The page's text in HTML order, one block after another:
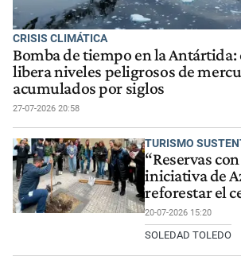
CRISIS CLIMÁTICA
Bomba de tiempo en la Antártida:
libera niveles peligrosos de
acumulados por siglos
27-07-2026 20:58
TURISMO
“Reservas
iniciativa de
reforestar el
20-07-2026 15:20
SOLEDAD TOLEDO